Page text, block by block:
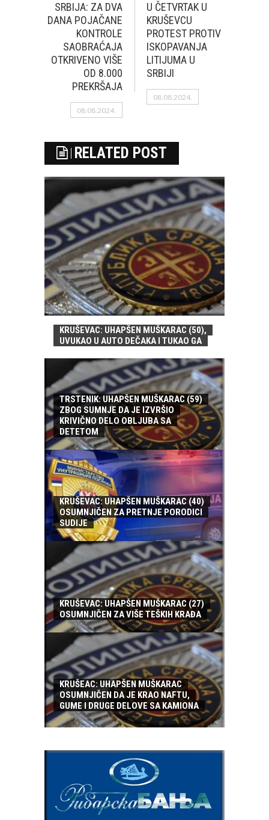
SRBIJA: ZA DVA
DANA POJAČANE
KONTROLE
SAOBRAĆAJA
OTKRIVENO VIŠE
OD 8.000
PREKRŠAJA
08.08.2024.
U ČETVRTAK U
KRUŠEVCU
PROTEST PROTIV
ISKOPAVANJA
LITIJUMA U
SRBIJI
08.08.2024.
RELATED POST
KRUŠEVAC: UHAPŠEN MUŠKARAC (50),
UVUKAO U AUTO DEČAKA I TUKAO GA
TRSTENIK: UHAPŠEN MUŠKARAC (59)
ZBOG SUMNJE DA JE IZVRŠIO
KRIVIČNO DELO OBLJUBA SA
DETETOM
KRUŠEVAC: UHAPŠEN MUŠKARAC (40)
OSUMNJIČEN ZA PRETNJE PORODICI
SUDIJE
KRUŠEVAC: UHAPŠEN MUŠKARAC (27)
OSUMNJIČEN ZA VIŠE TEŠKIH KRAĐA
KRUŠEAC: UHAPŠEN MUŠKARAC
OSUMNJIČEN DA JE KRAO NAFTU,
GUME I DRUGE DELOVE SA KAMIONA